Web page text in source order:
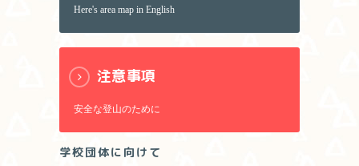
Here's area map in English
注意事項
安全な登山のために
学校団体に向けて